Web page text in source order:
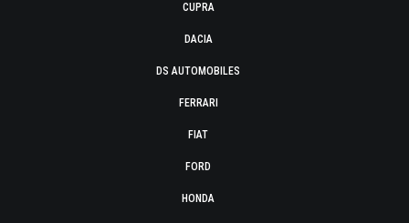
CUPRA
DACIA
DS AUTOMOBILES
FERRARI
FIAT
FORD
HONDA